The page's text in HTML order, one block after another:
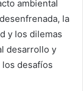
ambiental
la
y los dilemas
desarrollo y
desafíos